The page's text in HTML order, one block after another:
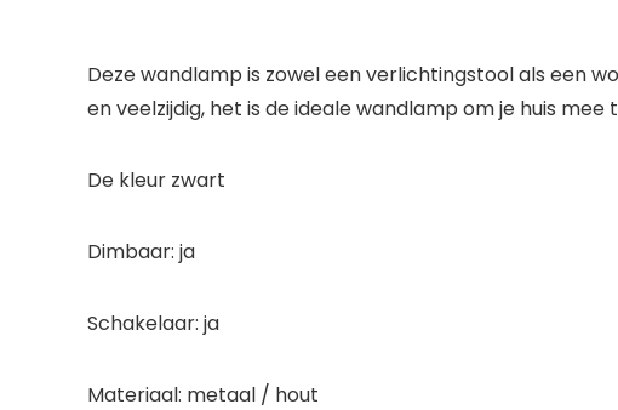
Deze wandlamp is zowel een verlichtingstool als een
en veelzijdig, het is de ideale wandlamp om je huis
De kleur zwart
Dimbaar: ja
Schakelaar: ja
Materiaal: metaal / hout